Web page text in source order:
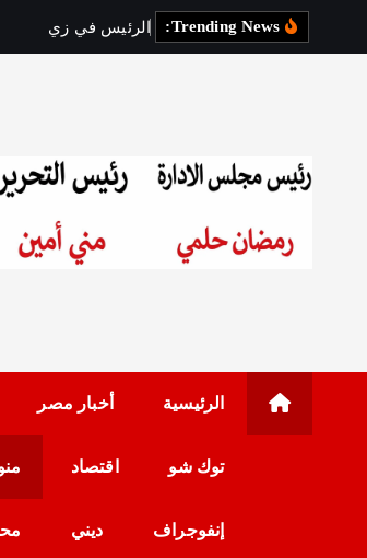
م
لرئيس في ز يار
رئيس مجلس
الرئيسية أخبار مصر
توك شو اقتصاد
إنفوجراف ديني